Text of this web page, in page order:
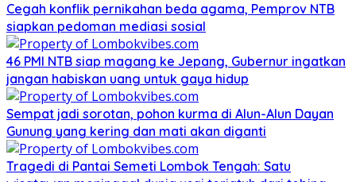
Cegah konflik pernikahan beda agama, Pemprov NTB
siapkan pedoman mediasi sosial
46 PMI NTB siap magang ke Jepang, Gubernur ingatkan
jangan habiskan uang untuk gaya hidup
Sempat jadi sorotan, pohon kurma di Alun-Alun Dayan
Gunung yang kering dan mati akan diganti
Tragedi di Pantai Semeti Lombok Tengah: Satu